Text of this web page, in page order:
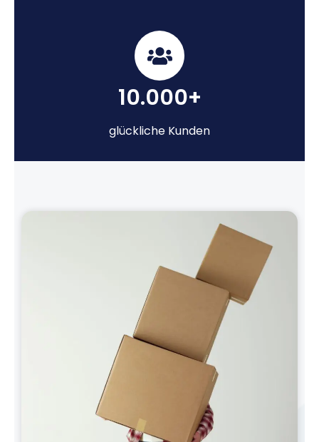
10.000+
glückliche Kunden